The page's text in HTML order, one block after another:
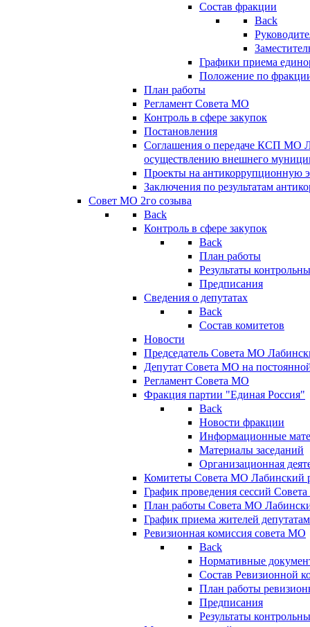
Состав фракции
Back
Графики приема
Положение по
План работы
Регламент Совета МО
Контроль в сфере закупок
Постановления
Соглашения о передаче КСП МО
осуществлению внешнего
Проекты на антикоррупционную
Заключения по результатам
Совет МО 2го созыва
Back
Контроль в сфере закупок
Back
План работы
Результаты
Предписания
Сведения о депутатах
Back
Состав комитетов
Новости
Председатель Совета МО
Депутат Совета МО на
Регламент Совета МО
Фракция партии "Единая Россия"
Back
Новости фракции
Информационные
Материалы заседаний
Организационная
Комитеты Совета МО Лабинский
График проведения сессий
План работы Совета МО
График приема жителей
Ревизионная комиссия совета МО
Back
Нормативные
Состав Ревизионной
План работы
Предписания
Результаты